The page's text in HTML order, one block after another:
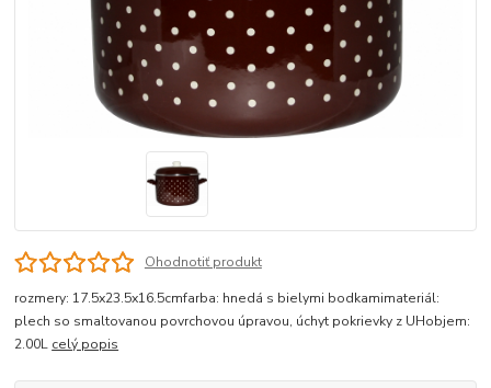
Ohodnotiť produkt
rozmery: 17.5x23.5x16.5cmfarba: hnedá s bielymi bodkamimateriál:
plech so smaltovanou povrchovou úpravou, úchyt pokrievky z UHobjem:
2.00L celý popis